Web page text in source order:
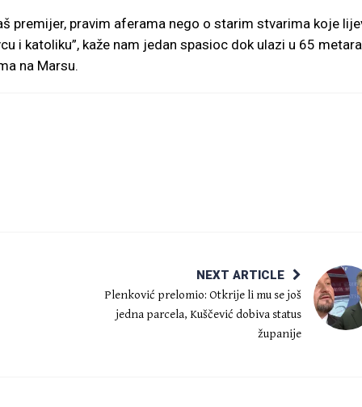
premijer, pravim aferama nego o starim stvarima koje
i katoliku”, kaže nam jedan spasioc dok ulazi u 65 metara
na Marsu.
NEXT ARTICLE
Plenković prelomio: Otkrije li mu se još
jedna parcela, Kuščević dobiva status
županije